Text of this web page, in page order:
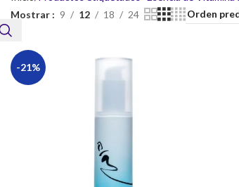
Mostrar
9 12 18 24
-21%